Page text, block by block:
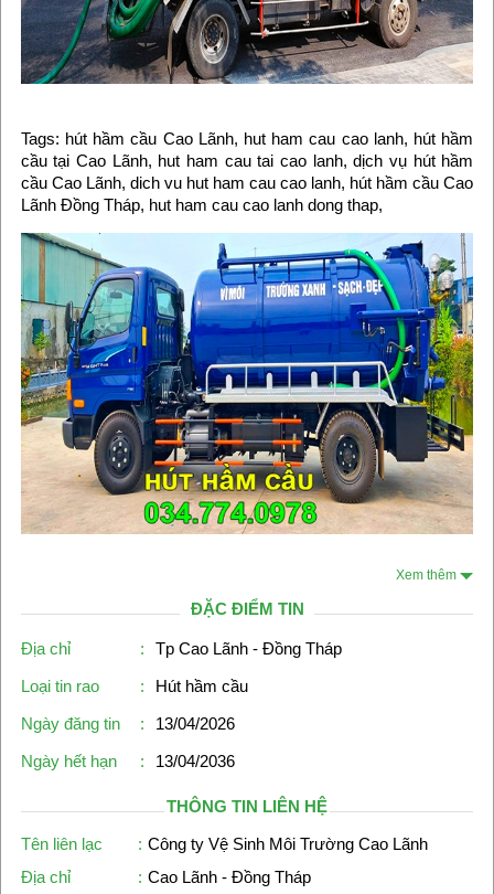
Tags: hút hầm cầu Cao Lãnh, hut ham cau cao lanh, hút hầm
cầu tại Cao Lãnh, hut ham cau tai cao lanh, dịch vụ hút hầm
cầu Cao Lãnh, dich vu hut ham cau cao lanh, hút hầm cầu Cao
Lãnh Đồng Tháp, hut ham cau cao lanh dong thap,
Xem thêm
ĐẶC ĐIỂM TIN
Địa chỉ :
Tp Cao Lãnh - Đồng Tháp
Loại tin rao
:
Hút hầm cầu
Ngày đăng tin
:
13/04/2026
Ngày hết hạn
: 13/04/2036
THÔNG TIN LIÊN HỆ
Tên liên lạc
: Công ty Vệ Sinh Môi Trường Cao Lãnh
Địa chỉ
: Cao Lãnh - Đồng Tháp